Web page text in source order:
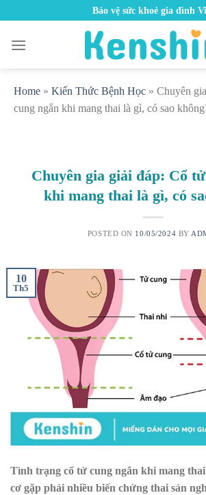
content
Bảo vệ sức khoẻ gia đình
Home » Kiến Thức Bệnh Học » Chuyên
cung ngắn khi mang thai là gì, có sao
Chuyên gia giải đáp: Cổ
khi mang thai là gì, có
POSTED ON 10/05/2024 BY
10
Th5
Tình trạng cổ tử cung ngắn khi mang
cơ gặp phải nhiều biến chứng thai sản